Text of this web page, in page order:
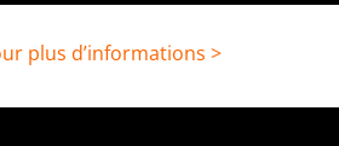
plus d’informations >